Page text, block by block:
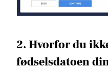
2. Hvorfor du
fødselsdatoen